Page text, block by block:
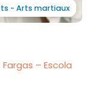
- Arts martiaux
– Escola